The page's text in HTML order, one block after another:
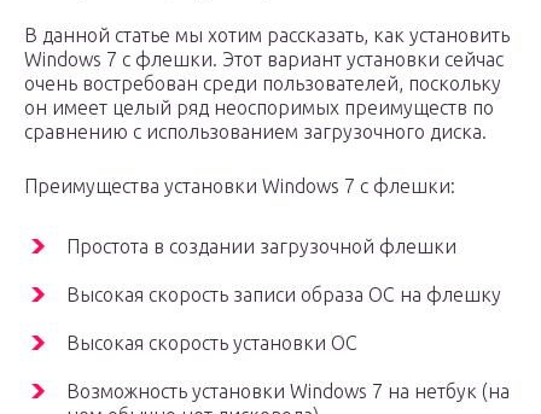
В данной статье мы хотим рассказать, как установить
Windows 7 с флешки. Этот вариант установки сейчас
очень востребован среди пользователей, поскольку
он имеет целый ряд неоспоримых преимуществ по
сравнению с использованием загрузочного диска.
Преимущества установки Windows 7 с флешки:
Простота в создании загрузочной флешки
Высокая скорость записи образа ОС на флешку
Высокая скорость установки ОС
Возможность установки Windows 7 на нетбук (на